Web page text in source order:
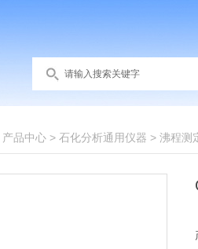
产品中心 > 石化分析通用仪器 > 沸程测